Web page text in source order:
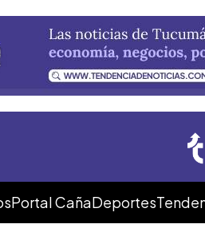
Portal CañaDeportes